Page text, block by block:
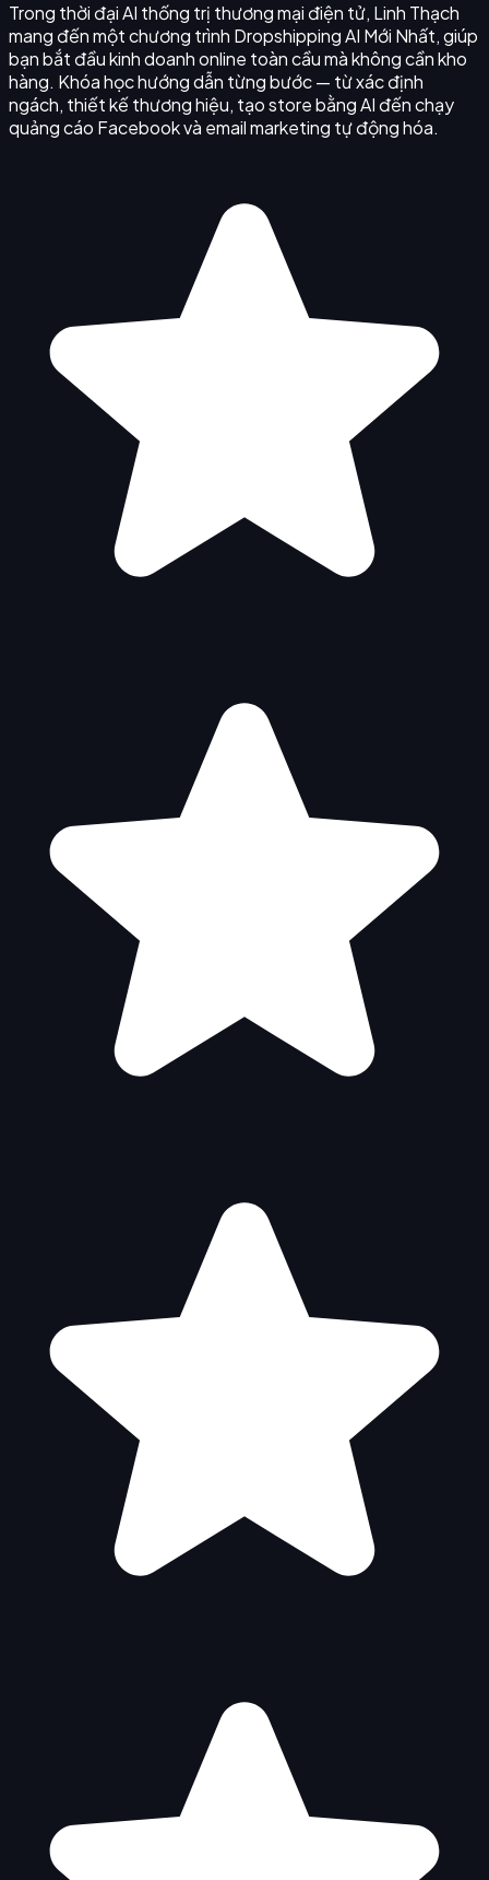
Trong thời đại AI thống trị thương mại điện tử, Linh Thạch
mang đến một chương trình Dropshipping AI Mới Nhất, giúp
bạn bắt đầu kinh doanh online toàn cầu mà không cần kho
hàng. Khóa học hướng dẫn từng bước — từ xác định
ngách, thiết kế thương hiệu, tạo store bằng AI đến chạy
quảng cáo Facebook và email marketing tự động hóa.